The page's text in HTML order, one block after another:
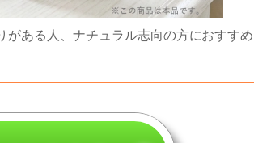
ある人、ナチュラル志向の方におすすめ